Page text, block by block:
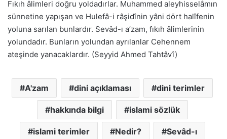
Fıkıh âlimleri doğru yoldadırlar. Muhammed aleyhisselâmın
sünnetine yapışan ve Hulefâ-i râşidînin yâni dört halîfenin
yoluna sarılan bunlardır. Sevâd-ı a’zam, fıkıh âlimlerinin
yolundadır. Bunların yolundan ayrılanlar Cehennem
ateşinde yanacaklardır. (Seyyid Ahmed Tahtâvî)
A'zam dini açıklaması dini terimler
hakkında bilgi islami sözlük
islami terimler Nedir? Sevâd-ı